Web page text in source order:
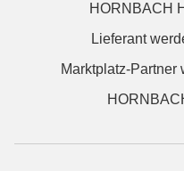
HORNBACH
Lieferant
Marktplatz-Partner